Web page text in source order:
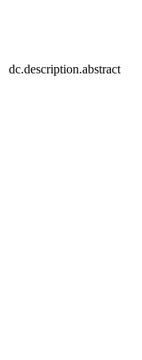
dc.description.abstract